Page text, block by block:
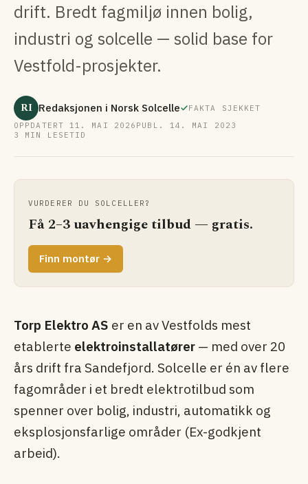
drift. Bredt fagmiljø innen bolig,
industri og solcelle — solid base for
Vestfold-prosjekter.
RI Redaksjonen i Norsk Solcelle
FAKTA SJEKKET
OPPDATERT 11. MAI 2026 PUBL. 14. MAI 2023
3 MIN LESETID
VURDERER DU SOLCELLER?
Få 2–3 uavhengige tilbud — gratis.
Finn montør →
Torp Elektro AS er en av Vestfolds mest
etablerte elektroinstallatører — med over 20
års drift fra Sandefjord. Solcelle er én av flere
fag­områder i et bredt elektro­tilbud som
spenner over bolig, industri, automatikk og
eksplosjons­farlige områder (Ex-godkjent
arbeid).